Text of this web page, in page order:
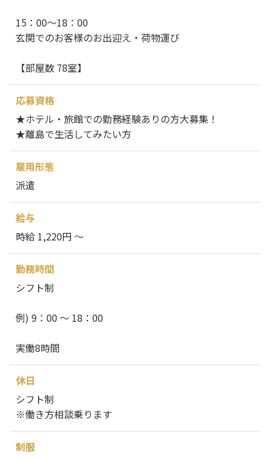
15：00～18：00
玄関でのお客様のお出迎え・荷物運び
【部屋数 78室】
応募資格
★ホテル・旅館での勤務経験ありの方大募集！
★離島で生活してみたい方
雇用形態
派遣
給与
時給 1,220円 ～
勤務時間
シフト制
例) 9：00 ～ 18：00
実働8時間
休日
シフト制
※働き方相談乗ります
制服